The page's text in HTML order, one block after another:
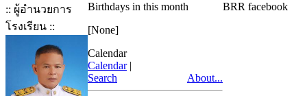
:: ผู้อำนวยการ
โรงเรียน ::
Birthdays in this month
[None]
Calendar
Calendar |
Search
About...
BRR facebook